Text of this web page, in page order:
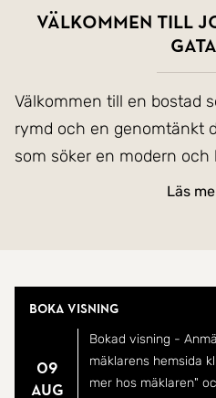
Välkommen till
Välkommen till en bostad
rymd och en genomtänkt
som söker en modern
den välkomnande hallen
social och öppen
vardagsrum.
Vardagsrummet är en
Läs
Boka visning
09
aug
Bokad visning -
mäklarens hemsida
mer hos mäklaren"